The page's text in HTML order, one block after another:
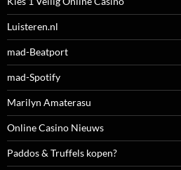
Luisteren.nl
mad-Beatport
mad-Spotify
Marilyn Amaterasu
Online Casino Nieuws
Paddos & Truffels kopen?